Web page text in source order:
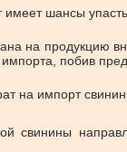
шансы
на продукцию
импорта, побив
на импорт
свинины